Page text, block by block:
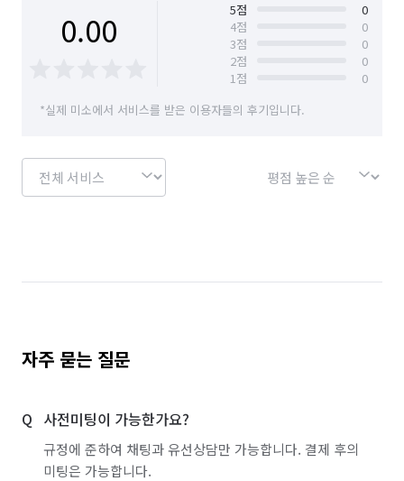
0.00 5점
0
4점
0
3점
0
2점
0
1점
0
*실제 미소에서 서비스를 받은 이용자들의 후기입니다.
자주 묻는 질문
사전미팅이 가능한가요?
규정에 준하여 채팅과 유선상담만 가능합니다. 결제 후의
미팅은 가능합니다.